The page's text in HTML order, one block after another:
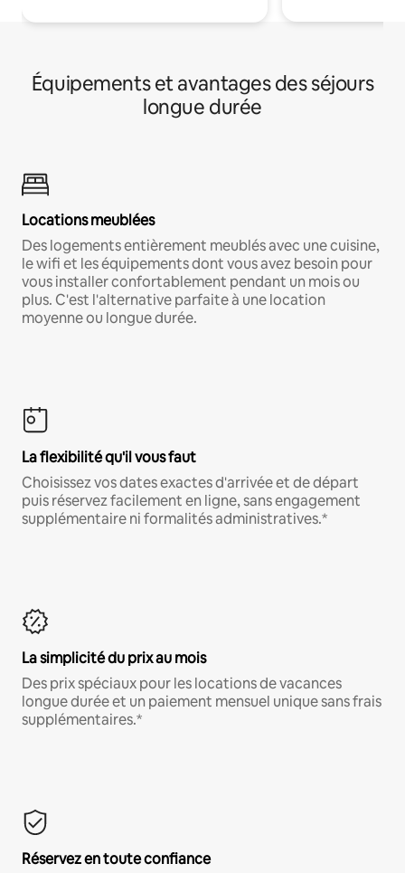
Équipements et avantages des séjours
longue durée
Locations meublées
Des logements entièrement meublés avec une cuisine,
le wifi et les équipements dont vous avez besoin pour
vous installer confortablement pendant un mois ou
plus. C'est l'alternative parfaite à une location
moyenne ou longue durée.
La flexibilité qu'il vous faut
Choisissez vos dates exactes d'arrivée et de départ
puis réservez facilement en ligne, sans engagement
supplémentaire ni formalités administratives.*
La simplicité du prix au mois
Des prix spéciaux pour les locations de vacances
longue durée et un paiement mensuel unique sans frais
supplémentaires.*
Réservez en toute confiance